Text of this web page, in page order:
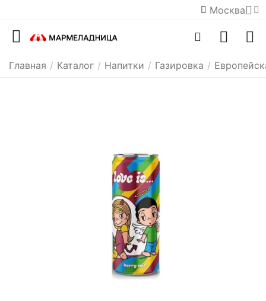
Москва
Главная / Каталог / Напитки / Газировка /